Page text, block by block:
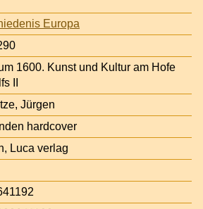
Europa
1600. Kunst und Kultur am Hofe
II
Jürgen
hardcover
Luca verlag